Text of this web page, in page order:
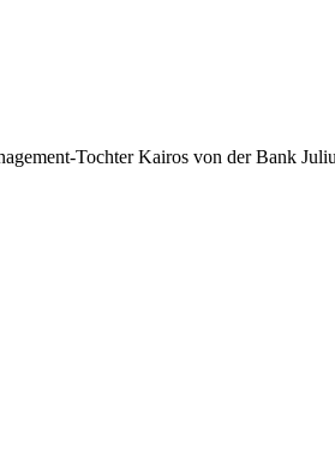
Tochter Kairos von der Bank